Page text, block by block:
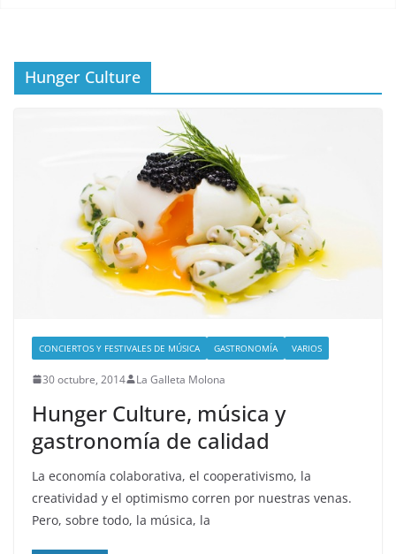
Hunger Culture
CONCIERTOS Y FESTIVALES DE MÚSICA GASTRONOMÍA VARIOS
30 octubre, 2014 La Galleta Molona
Hunger Culture, música y
gastronomía de calidad
La economía colaborativa, el cooperativismo, la
creatividad y el optimismo corren por nuestras venas.
Pero, sobre todo, la música, la